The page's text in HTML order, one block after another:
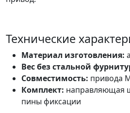
Технические
Материал изготовления:
Вес без стальной
Совместимость: привода
Комплект: направляющая
пины фиксации